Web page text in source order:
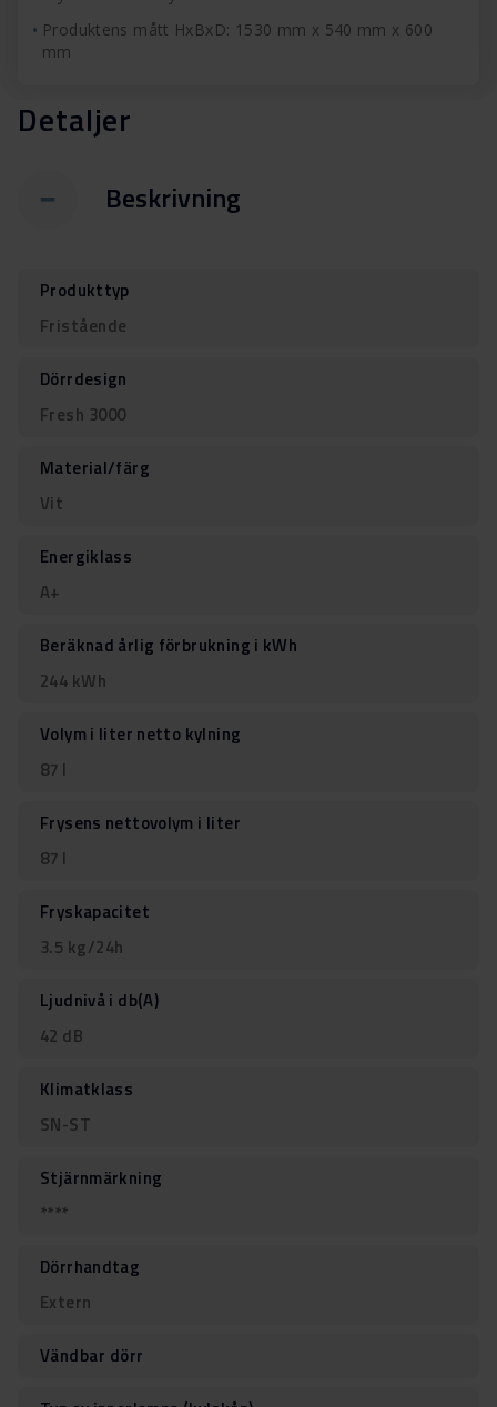
Produktens mått HxBxD: 1530 mm x 540 mm x 600
mm
Detaljer
Beskrivning
Produkttyp
Fristående
Dörrdesign
Fresh 3000
Material/färg
Vit
Energiklass
A+
Beräknad årlig förbrukning i kWh
244 kWh
Volym i liter netto kylning
87 l
Frysens nettovolym i liter
87 l
Fryskapacitet
3.5 kg/24h
Ljudnivå i db(A)
42 dB
Klimatklass
SN-ST
Stjärnmärkning
****
Dörrhandtag
Extern
Vändbar dörr